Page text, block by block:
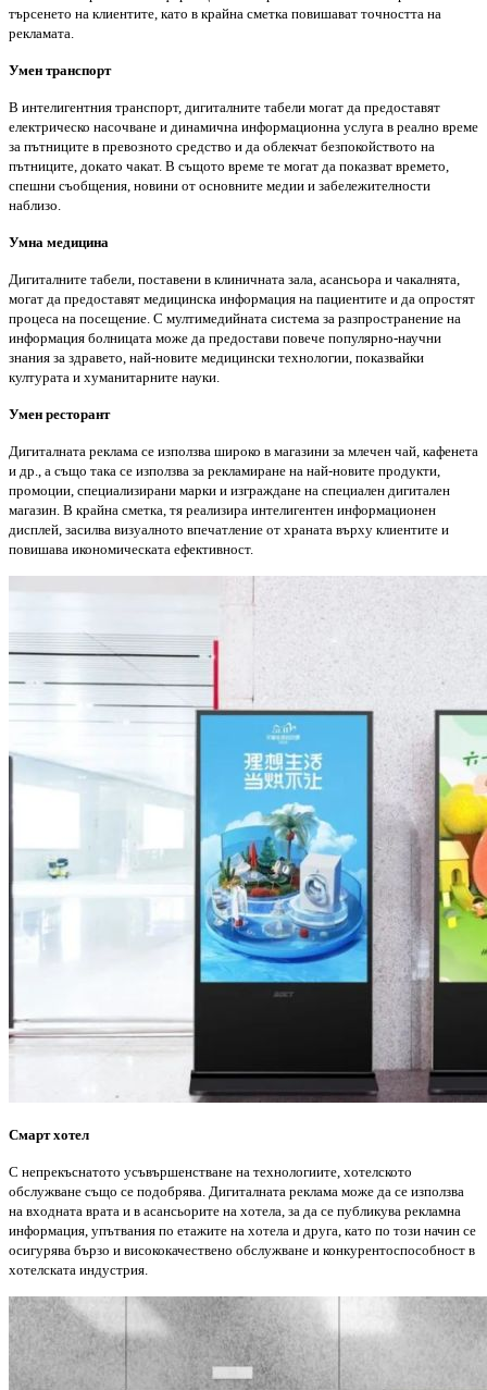
търсенето на клиентите, като в крайна сметка повишават точността на
рекламата.
Умен транспорт
В интелигентния транспорт, дигиталните табели могат да предоставят
електрическо насочване и динамична информационна услуга в реално време
за пътниците в превозното средство и да облекчат безпокойството на
пътниците, докато чакат. В същото време те могат да показват времето,
спешни съобщения, новини от основните медии и забележителности
наблизо.
Умна медицина
Дигиталните табели, поставени в клиничната зала, асансьора и чакалнята,
могат да предоставят медицинска информация на пациентите и да опростят
процеса на посещение. С мултимедийната система за разпространение на
информация болницата може да предостави повече популярно-научни
знания за здравето, най-новите медицински технологии, показвайки
културата и хуманитарните науки.
Умен ресторант
Дигиталната реклама се използва широко в магазини за млечен чай, кафенета
и др., а също така се използва за рекламиране на най-новите продукти,
промоции, специализирани марки и изграждане на специален дигитален
магазин. В крайна сметка, тя реализира интелигентен информационен
дисплей, засилва визуалното впечатление от храната върху клиентите и
повишава икономическата ефективност.
Смарт хотел
С непрекъснатото усъвършенстване на технологиите, хотелското
обслужване също се подобрява. Дигиталната реклама може да се използва
на входната врата и в асансьорите на хотела, за да се публикува рекламна
информация, упътвания по етажите на хотела и друга, като по този начин се
осигурява бързо и висококачествено обслужване и конкурентоспособност в
хотелската индустрия.